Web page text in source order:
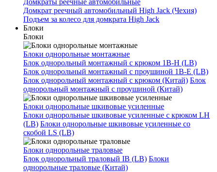
Домкраты реечные автомобильные
Домкрат реечный автомобильный High Jack (Чехия)
Подъем за колесо для домкрата High Jack
Блоки
Блоки
Блоки однорольные монтажные
Блок однорольный монтажный с крюком 1B-H (LB)
Блок однорольный монтажный с проушиной 1B-E (LB)
Блок однорольный монтажный с крюком (Китай) Блок
однорольный монтажный с проушиной (Китай)
Блоки однорольные шкивовые усиленные
Блоки однорольные шкивовые усиленные с крюком LH
(LB) Блоки однорольные шкивовые усиленные со
скобой LS (LB)
Блоки однорольные траловые
Блок однорольный траловый IB (LB) Блоки
однорольные траловые (Китай)